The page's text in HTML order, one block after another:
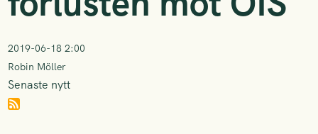
2019-06-18 2:00
Robin Möller
Senaste nytt